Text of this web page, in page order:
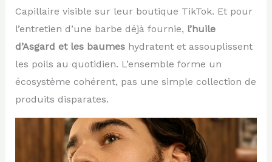
Capillaire visible sur leur boutique TikTok. Et pour
l’entretien d’une barbe déjà fournie, l’huile
d’Asgard et les baumeshydratent et assouplissent
les poils au quotidien. L’ensemble forme un
écosystème cohérent, pas une simple collection de
produits disparates.